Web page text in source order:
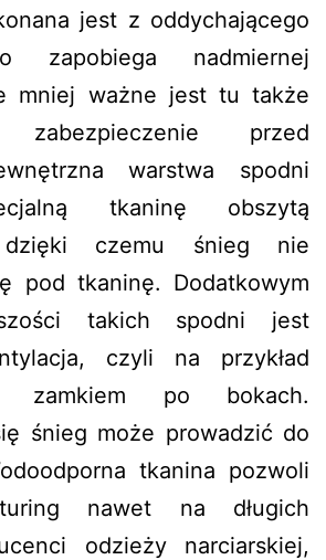
jest z oddychającego
zapobiega nadmiernej
mniej ważne jest tu także
zabezpieczenie przed
warstwa spodni
tkaninę obszytą
dzięki czemu śnieg nie
pod tkaninę. Dodatkowym
takich spodni jest
czyli na przykład
zamkiem po bokach.
śnieg może prowadzić do
tkanina pozwoli
nawet na długich
odzieży narciarskiej,